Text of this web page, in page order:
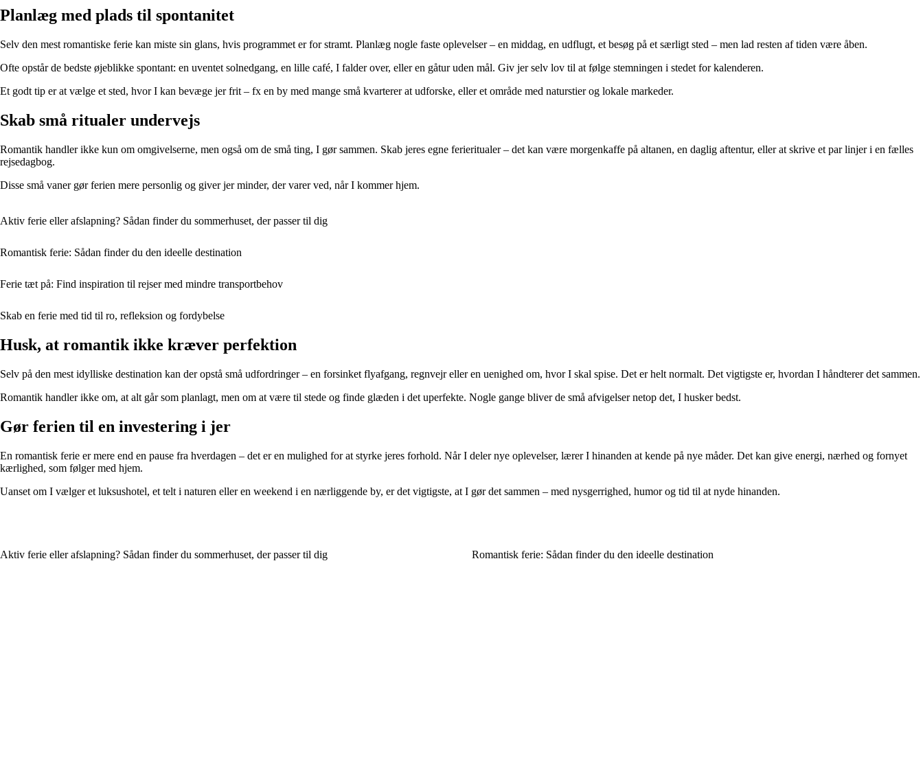
Planlæg med plads til spontanitet
Selv den mest romantiske ferie kan miste sin glans, hvis programmet er for stramt. Planlæg nogle faste oplevelser – en middag, en udflugt, et besøg på et særligt sted – men lad resten af tiden være åben.
Ofte opstår de bedste øjeblikke spontant: en uventet solnedgang, en lille café, I falder over, eller en gåtur uden mål. Giv jer selv lov til at følge stemningen i stedet for kalenderen.
Et godt tip er at vælge et sted, hvor I kan bevæge jer frit – fx en by med mange små kvarterer at udforske, eller et område med naturstier og lokale markeder.
Skab små ritualer undervejs
Romantik handler ikke kun om omgivelserne, men også om de små ting, I gør sammen. Skab jeres egne ferieritualer – det kan være morgenkaffe på altanen, en daglig aftentur, eller at skrive et par linjer i en fælles
rejsedagbog.
Disse små vaner gør ferien mere personlig og giver jer minder, der varer ved, når I kommer hjem.
Aktiv ferie eller afslapning? Sådan finder du sommerhuset, der passer til dig
Romantisk ferie: Sådan finder du den ideelle destination
Ferie tæt på: Find inspiration til rejser med mindre transportbehov
Skab en ferie med tid til ro, refleksion og fordybelse
Husk, at romantik ikke kræver perfektion
Selv på den mest idylliske destination kan der opstå små udfordringer – en forsinket flyafgang, regnvejr eller en uenighed om, hvor I skal spise. Det er helt normalt. Det vigtigste er, hvordan I håndterer det sammen.
Romantik handler ikke om, at alt går som planlagt, men om at være til stede og finde glæden i det uperfekte. Nogle gange bliver de små afvigelser netop det, I husker bedst.
Gør ferien til en investering i jer
En romantisk ferie er mere end en pause fra hverdagen – det er en mulighed for at styrke jeres forhold. Når I deler nye oplevelser, lærer I hinanden at kende på nye måder. Det kan give energi, nærhed og fornyet
kærlighed, som følger med hjem.
Uanset om I vælger et luksushotel, et telt i naturen eller en weekend i en nærliggende by, er det vigtigste, at I gør det sammen – med nysgerrighed, humor og tid til at nyde hinanden.
Aktiv ferie eller afslapning? Sådan finder du sommerhuset, der passer til dig Romantisk ferie: Sådan finder du den ideelle destination